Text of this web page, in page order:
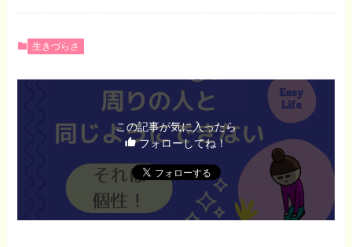
生きづらさ
この記事が気に入ったら
フォローしてね！